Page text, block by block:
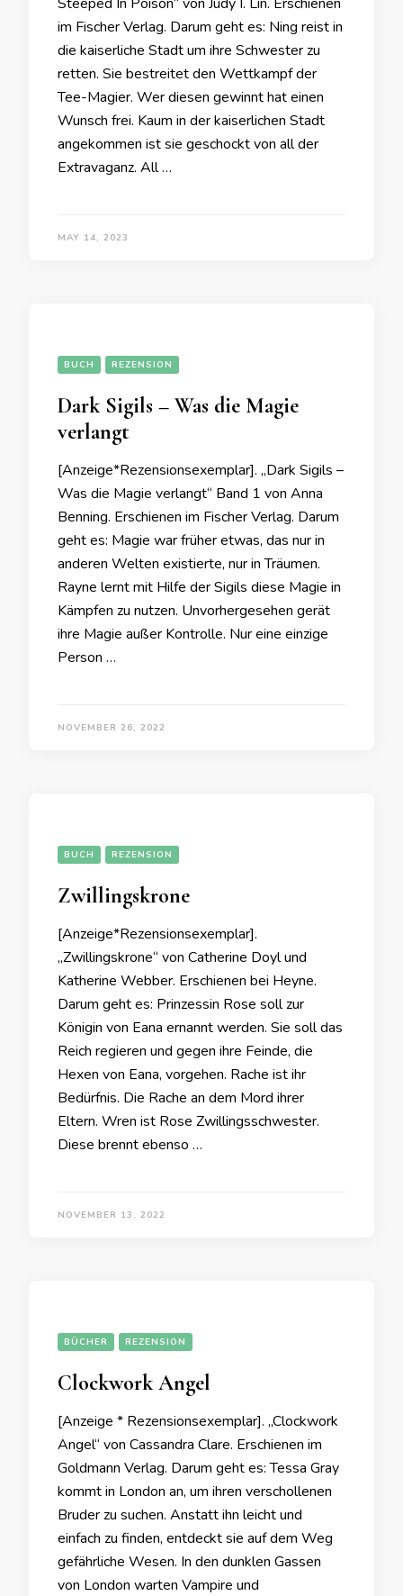
im Fischer Verlag. Darum geht es: Ning reist in
die kaiserliche Stadt um ihre Schwester zu
retten. Sie bestreitet den Wettkampf der
Tee-Magier. Wer diesen gewinnt hat einen
Wunsch frei. Kaum in der kaiserlichen Stadt
angekommen ist sie geschockt von all der
Extravaganz. All …
MAY 14, 2023
BUCH REZENSION
Dark Sigils – Was die Magie
verlangt
[Anzeige*Rezensionsexemplar]. „Dark Sigils –
Was die Magie verlangt“ Band 1 von Anna
Benning. Erschienen im Fischer Verlag. Darum
geht es: Magie war früher etwas, das nur in
anderen Welten existierte, nur in Träumen.
Rayne lernt mit Hilfe der Sigils diese Magie in
Kämpfen zu nutzen. Unvorhergesehen gerät
ihre Magie außer Kontrolle. Nur eine einzige
Person …
NOVEMBER 26, 2022
BUCH REZENSION
Zwillingskrone
[Anzeige*Rezensionsexemplar].
„Zwillingskrone“ von Catherine Doyl und
Katherine Webber. Erschienen bei Heyne.
Darum geht es: Prinzessin Rose soll zur
Königin von Eana ernannt werden. Sie soll das
Reich regieren und gegen ihre Feinde, die
Hexen von Eana, vorgehen. Rache ist ihr
Bedürfnis. Die Rache an dem Mord ihrer
Eltern. Wren ist Rose Zwillingsschwester.
Diese brennt ebenso …
NOVEMBER 13, 2022
BÜCHER REZENSION
Clockwork Angel
[Anzeige * Rezensionsexemplar]. „Clockwork
Angel“ von Cassandra Clare. Erschienen im
Goldmann Verlag. Darum geht es: Tessa Gray
kommt in London an, um ihren verschollenen
Bruder zu suchen. Anstatt ihn leicht und
einfach zu finden, entdeckt sie auf dem Weg
gefährliche Wesen. In den dunklen Gassen
von London warten Vampire und